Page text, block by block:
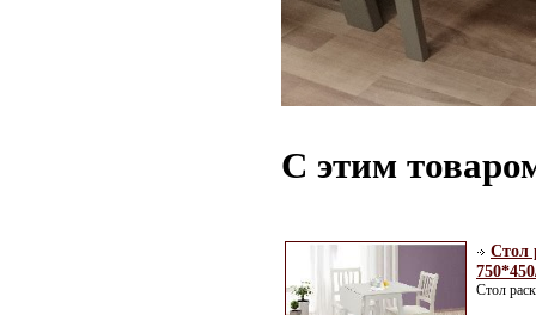
С этим
Стол
Стол